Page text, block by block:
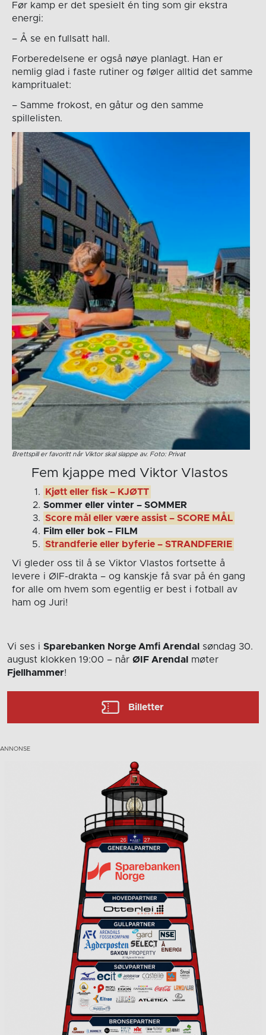
Før kamp er det spesielt én ting som gir ekstra
energi:
– Å se en fullsatt hall.
Forberedelsene er også nøye planlagt. Han er
nemlig glad i faste rutiner og følger alltid det samme
kampritualet:
– Samme frokost, en gåtur og den samme
spillelisten.
Brettspill er favoritt når Viktor skal slappe av. Foto: Privat
Fem kjappe med Viktor Vlastos
Kjøtt eller fisk – KJØTT
Sommer eller vinter – SOMMER
Score mål eller være assist – SCORE MÅL
Film eller bok – FILM
Strandferie eller byferie – STRANDFERIE
Vi gleder oss til å se Viktor Vlastos fortsette å
levere i ØIF-drakta – og kanskje få svar på én gang
for alle om hvem som egentlig er best i fotball av
ham og Juri!
Vi ses i Sparebanken Norge Amfi Arendal
søndag 30.
august klokken 19:00 – når ØIF Arendal
møter
Fjellhammer!
Billetter